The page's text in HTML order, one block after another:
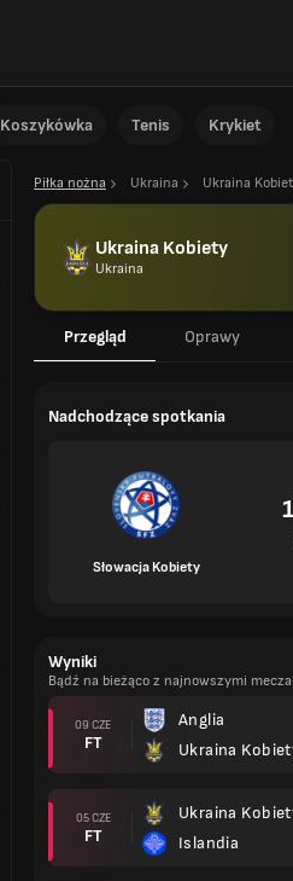
Koszykówka Tenis Krykiet
Piłka nożna Ukraina Ukraina
Ukraina Kobiety
Ukraina
Przegląd Oprawy
Nadchodzące spotkania
Słowacja Kobiety
Wyniki
Bądź na bieżąco z najnowszymi
09 CZE
FT
Anglia
Ukraina
05 CZE
FT
Ukraina
Islandia